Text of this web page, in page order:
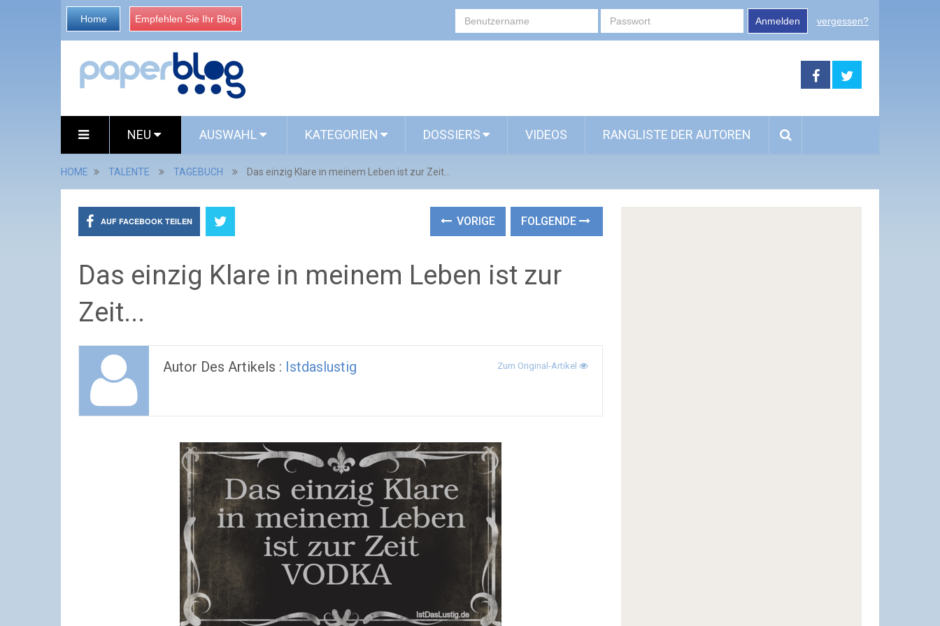
Home Empfehlen Sie Ihr Blog Anmelden vergessen?
NEU AUSWAHL KATEGORIEN DOSSIERS VIDEOS RANGLISTE DER AUTOREN
HOME TALENTE TAGEBUCH Das einzig Klare in meinem Leben ist zur Zeit...
AUF FACEBOOK TEILEN VORIGE FOLGENDE
Das einzig Klare in meinem Leben ist zur
Zeit...
Autor Des Artikels : Istdaslustig Zum Original-Artikel